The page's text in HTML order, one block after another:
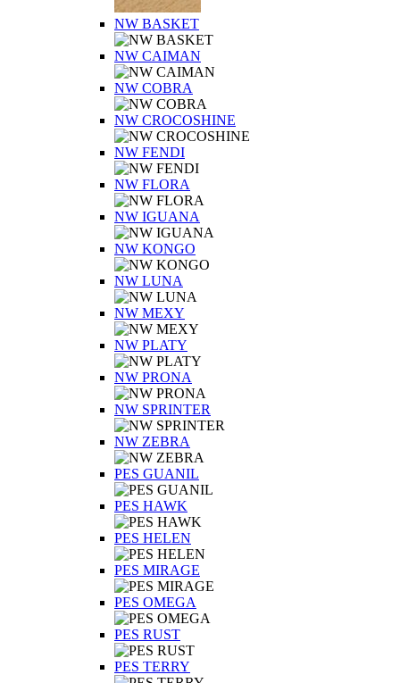
NW BASKET
NW CAIMAN
NW COBRA
NW CROCOSHINE
NW FENDI
NW FLORA
NW IGUANA
NW KONGO
NW LUNA
NW MEXY
NW PLATY
NW PRONA
NW SPRINTER
NW ZEBRA
PES GUANIL
PES HAWK
PES HELEN
PES MIRAGE
PES OMEGA
PES RUST
PES TERRY